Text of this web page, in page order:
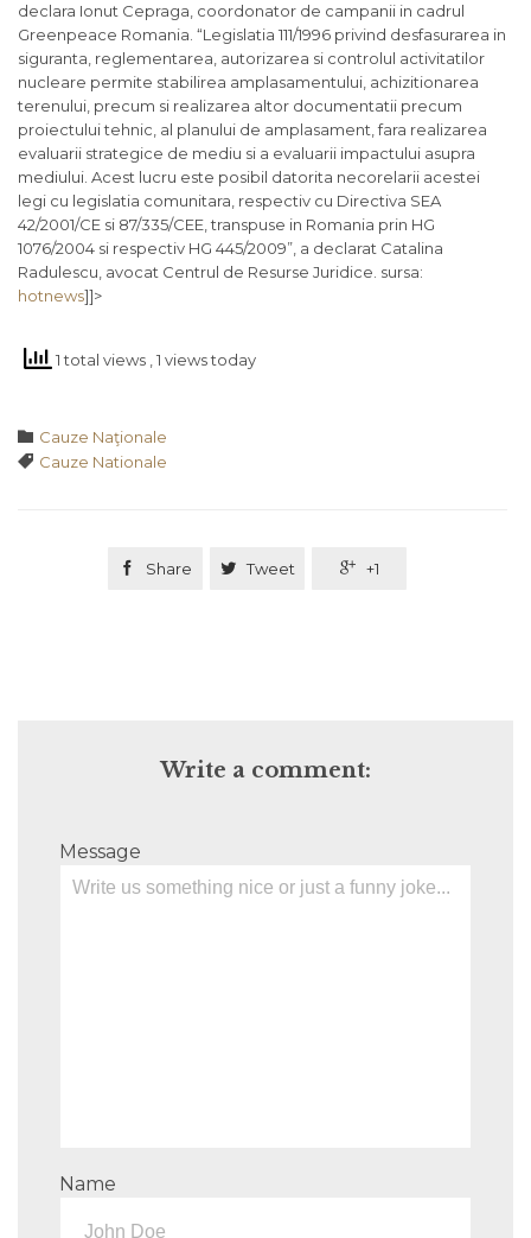
declara Ionut Cepraga, coordonator de campanii in cadrul
Greenpeace Romania. “Legislatia 111/1996 privind desfasurarea in
siguranta, reglementarea, autorizarea si controlul activitatilor
nucleare permite stabilirea amplasamentului, achizitionarea
terenului, precum si realizarea altor documentatii precum
proiectului tehnic, al planului de amplasament, fara realizarea
evaluarii strategice de mediu si a evaluarii impactului asupra
mediului. Acest lucru este posibil datorita necorelarii acestei
legi cu legislatia comunitara, respectiv cu Directiva SEA
42/2001/CE si 87/335/CEE, transpuse in Romania prin HG
1076/2004 si respectiv HG 445/2009”, a declarat Catalina
Radulescu, avocat Centrul de Resurse Juridice. sursa:
hotnews]]>
1 total views , 1 views today
 Category
Cauze Naţionale
 Tags
Cauze Nationale
 Share  Tweet  +1
Write a comment:
Message
Name